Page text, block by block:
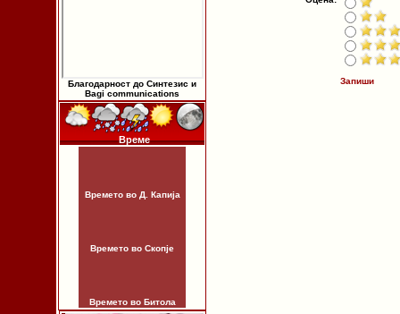
Благодарност до Синтезис и
Bagi communications
Време
Времето во Д. Капија
Времето во Скопје
Времето во Битола
Запиши